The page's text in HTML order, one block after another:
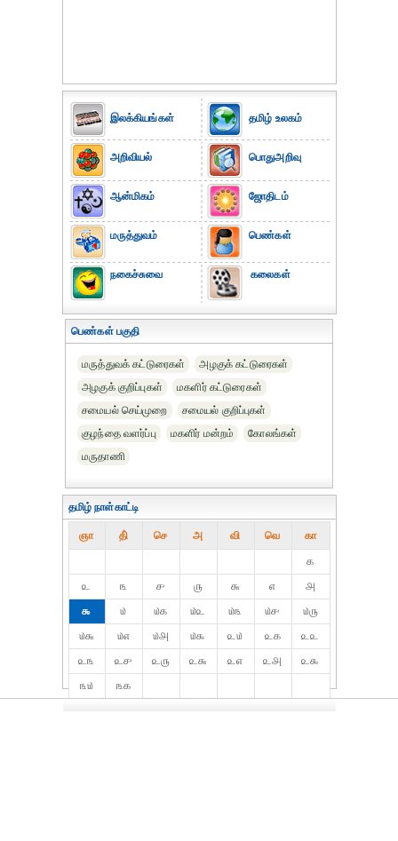
இலக்கியங்கள்
அறிவியல்
ஆன்மிகம்
மருத்துவம்
நகைச்சுவை
தமிழ் உலகம்
பொதுஅறிவு
ஜோதிடம்
பெண்கள்
கலைகள்
பெண்கள் பகுதி
மருத்துவக் கட்டுரைகள்
அழகுக் கட்டுரைகள்
அழகுக் குறிப்புகள்
மகளிர் கட்டுரைகள்
சமையல் செய்முறை
சமையல் குறிப்புகள்
குழந்தை வளர்ப்பு
மகளிர் மன்றம்
கோலங்கள்
மருதாணி
தமிழ் நாள்காட்டி
ஞா தி் செ அ வி வெ கா
௧
௨
௩ ௪ ௫ ௬ ௭
௮
௯
௰ ௰௧ ௰௨ ௰௩ ௰௪
௰௫
௰௬
௰௭ ௰௮ ௰௯ ௨௰ ௨௧
௨௨
௨௩
௨௪ ௨௫ ௨௬ ௨௭ ௨௮
௨௯
௩௰
௩௧